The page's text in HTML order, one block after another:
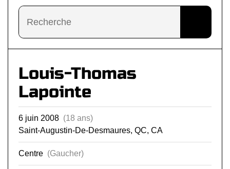
Louis-Thomas
Lapointe
6 juin 2008 (18 ans)
Saint-Augustin-De-Desmaures, QC, CA
Centre (Gaucher)